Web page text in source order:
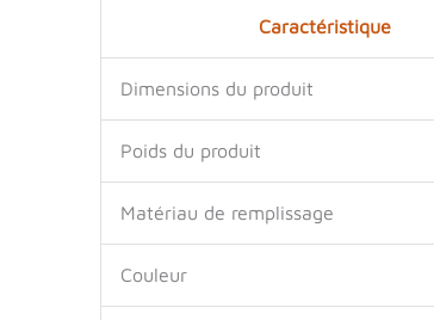
Caractéristique
Dimensions du produit
Poids du produit
Matériau de remplissage
Couleur